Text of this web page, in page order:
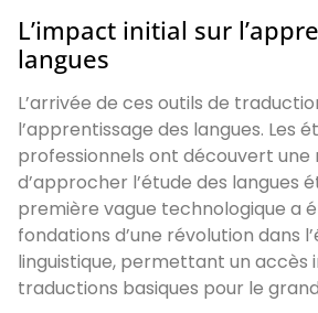
L’impact initial sur
langues
L’arrivée de ces outils de
l’apprentissage des langues. Les
professionnels ont découvert une
d’approcher l’étude des langues
première vague technologique a
fondations d’une révolution dans
linguistique, permettant un accès
traductions basiques pour le